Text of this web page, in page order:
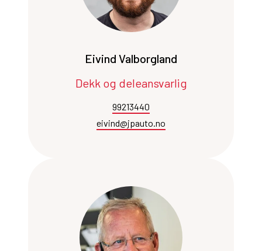
Eivind Valborgland
Dekk og deleansvarlig
99213440
eivind@jpauto.no